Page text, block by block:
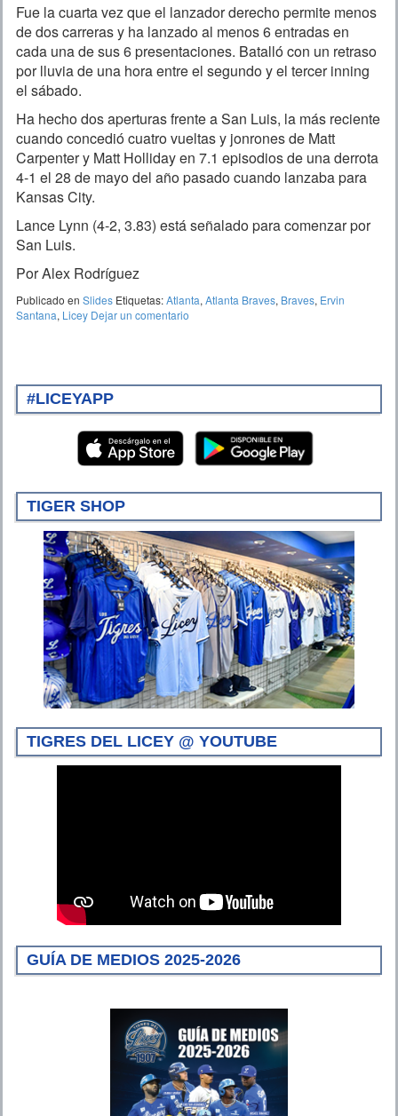
Fue la cuarta vez que el lanzador derecho permite menos
de dos carreras y ha lanzado al menos 6 entradas en
cada una de sus 6 presentaciones. Batalló con un retraso
por lluvia de una hora entre el segundo y el tercer inning
el sábado.
Ha hecho dos aperturas frente a San Luis, la más reciente
cuando concedió cuatro vueltas y jonrones de Matt
Carpenter y Matt Holliday en 7.1 episodios de una derrota
4-1 el 28 de mayo del año pasado cuando lanzaba para
Kansas City.
Lance Lynn (4-2, 3.83) está señalado para comenzar por
San Luis.
Por Alex Rodríguez
Publicado en Slides Etiquetas:Atlanta, Atlanta Braves, Braves, Ervin
Santana, Licey Dejar un comentario
#LICEYAPP
TIGER SHOP
TIGRES DEL LICEY @ YOUTUBE
GUÍA DE MEDIOS 2025-2026